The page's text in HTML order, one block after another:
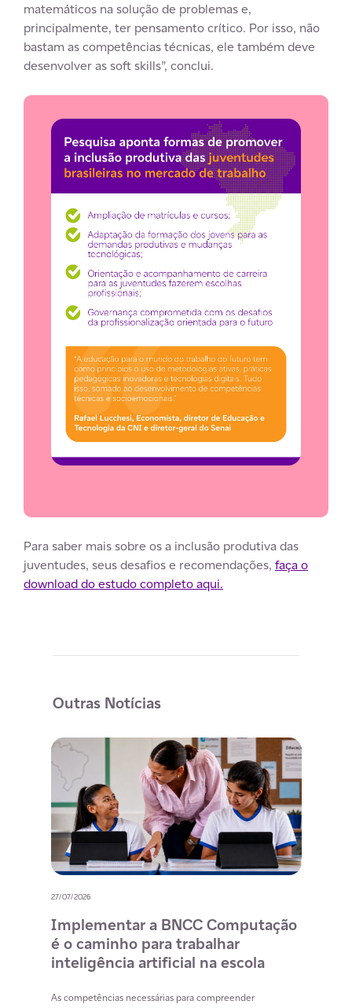
matemáticos na solução de problemas e,
principalmente, ter pensamento crítico. Por isso, não
bastam as competências técnicas, ele também deve
desenvolver as soft skills”, conclui.
Para saber mais sobre os a inclusão produtiva das
juventudes, seus desafios e recomendações, faça o
download do estudo completo aqui.
Outras Notícias
27/07/2026
Implementar a BNCC Computação
é o caminho para trabalhar
inteligência artificial na escola
As competências necessárias para compreender